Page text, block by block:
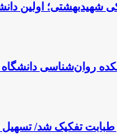
شهیدبهشتی؛ اولین
روان‌شناسی
تفکیک شد/